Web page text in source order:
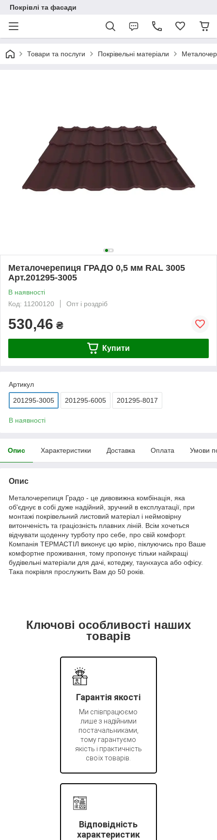
Покрівлі та фасади
Товари та послуги Покрівельні матеріали
Металочерепиця ГРАДО 0,5 мм RAL 3005
Арт.201295-3005
В наявності
Код: 11200120
Опт і роздріб
530,46 ₴
Купити
Артикул
201295-3005 201295-6005 201295-8017
В наявності
Опис Характеристики Доставка Оплата Умови
Опис
Металочерепиця Градо - це дивовижна комбінація, яка
об'єднує в собі дуже надійний, зручний в експлуатації, при
монтажі покрівельний листовий матеріал і неймовірну
витонченість та граціозність плавних ліній. Всім хочеться
відчувати щоденну турботу про себе, про свій комфорт.
Компанія ТЕРМАСТІЛ виконує цю мрію, піклуючись про Ваше
комфортне проживання, тому пропонує тільки найкращі
будівельні матеріали для дачі, котеджу, таунхауса або офісу.
Така покрівля прослужить Вам до 50 років.
Ключові особливості наших
товарів
Гарантія якості
Ми співпрацюємо
лише з надійними
постачальниками,
тому гарантуємо
якість і практичність
своїх товарів.
Відповідність
характеристик